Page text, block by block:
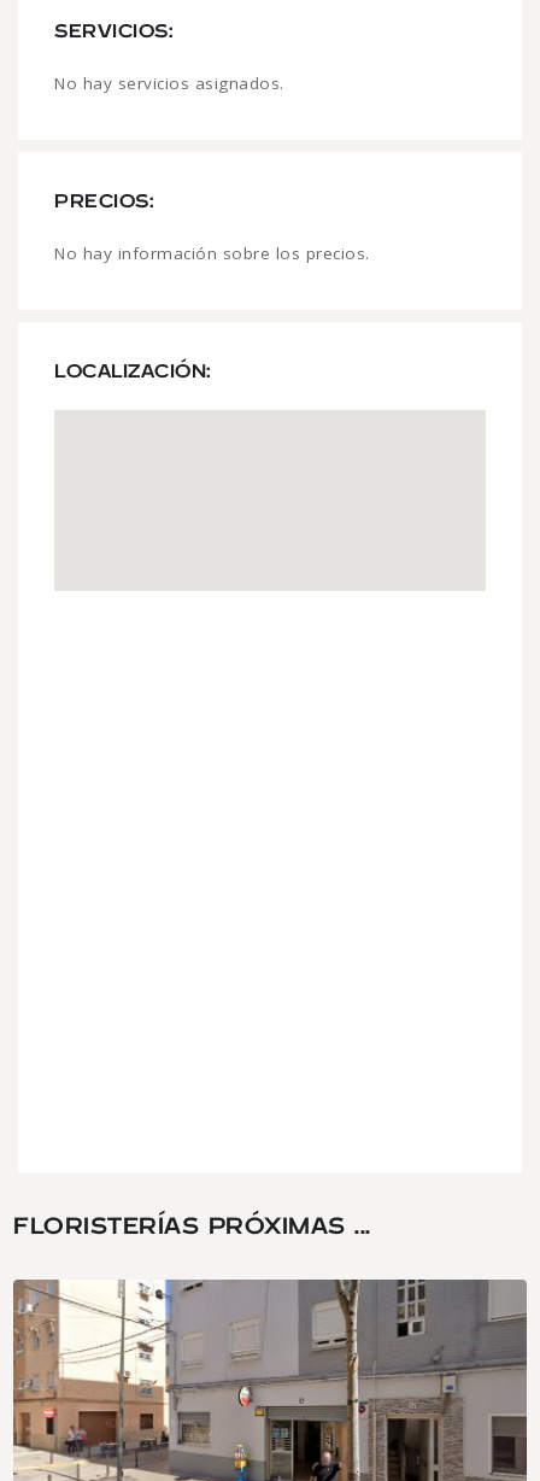
SERVICIOS:
No hay servicios asignados.
PRECIOS:
No hay información sobre los precios.
LOCALIZACIÓN:
FLORISTERÍAS PRÓXIMAS ...